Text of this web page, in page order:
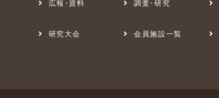
広報･資料 調査･研究
研究大会 会員施設一覧